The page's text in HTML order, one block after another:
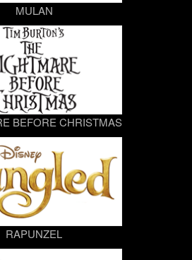
MULAN
BEFORE CHRISTMAS
RAPUNZEL